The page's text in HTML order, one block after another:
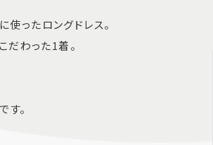
ったロングドレス。
だわった1着。
す。